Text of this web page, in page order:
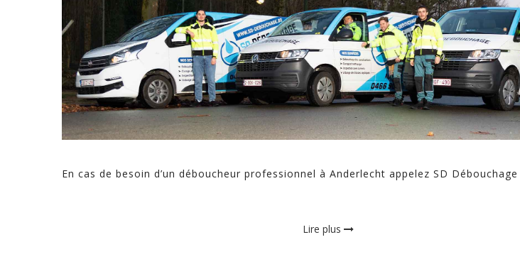
En cas de besoin d’un déboucheur professionnel à Anderlecht appelez SD Débouchage
Lire plus